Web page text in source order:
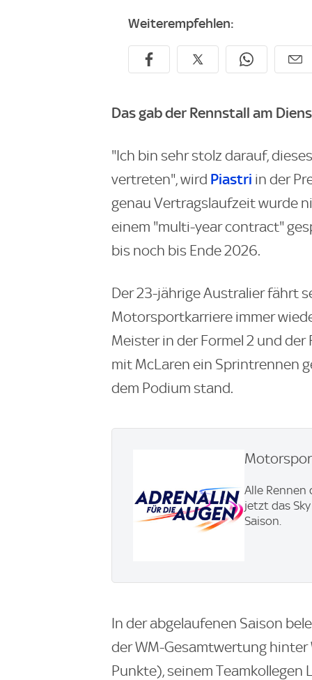
Weiterempfehlen:
Das gab der Rennstall am
"Ich bin sehr stolz darauf,
vertreten", wird Piastri in der
genau Vertragslaufzeit wurde
einem "multi-year contract"
bis noch bis Ende 2026.
Der 23-jährige Australier fährt
Motorsportkarriere immer
Meister in der Formel 2 und der
mit McLaren ein Sprintrennen
dem Podium stand.
Alle Rennen
jetzt das
Saison.
In der abgelaufenen Saison
der WM-Gesamtwertung
Punkte), seinem Teamkollegen